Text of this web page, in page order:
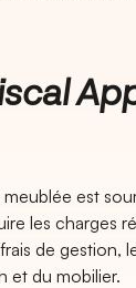
est
les charges
de gestion,
et du mobilier.